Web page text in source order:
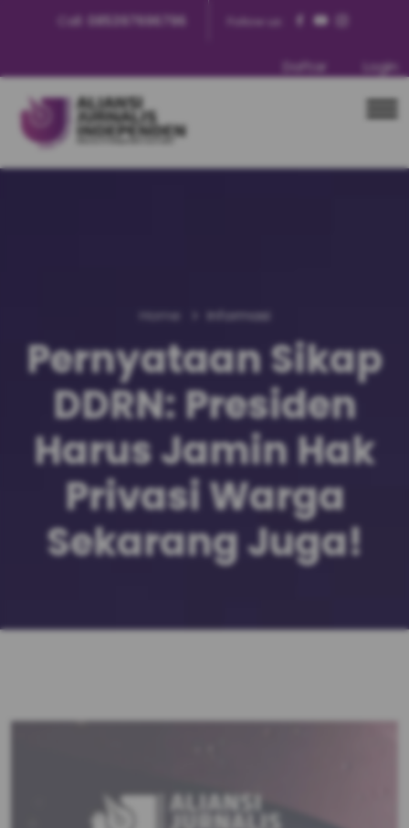
Call: 085397696796 Follow us:
Daftar Login
Home Informasi
Pernyataan Sikap
DDRN: Presiden
Harus Jamin Hak
Privasi Warga
Sekarang Juga!